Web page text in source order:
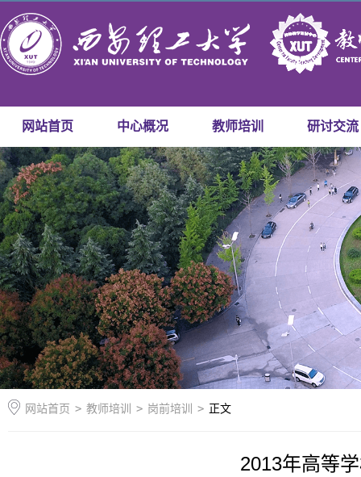
网站首页 中心概况 教师培训 研讨交流
网站首页 > 教师培训 > 岗前培训 > 正文
2013年高等